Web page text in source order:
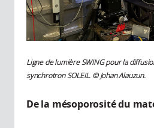
Ligne de lumière SWING pour la
synchrotron SOLEIL. © Johan Alauzun.
De la mésoporosité du